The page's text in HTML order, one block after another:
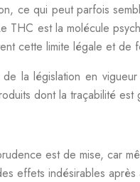
ce qui peut parfois
est la molécule
cette limite légale et de
la législation en
dont la traçabilité
est de mise, car
effets indésirables